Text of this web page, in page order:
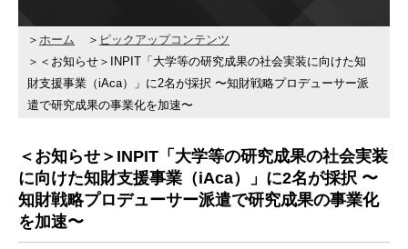
ホーム
ピックアップコンテンツ
＜お知らせ＞INPIT「大学等の研究成果の社会実装に向けた知
財支援事業（iAca）」に2名が採択 〜知財戦略プロデューサー派
遣で研究成果の事業化を加速〜
＜お知らせ＞INPIT「大学等の研究成果の社会実装
に向けた知財支援事業（iAca）」に2名が採択 〜
知財戦略プロデューサー派遣で研究成果の事業化
を加速〜